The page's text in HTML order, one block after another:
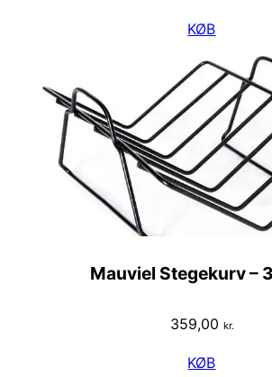
KØB
Mauviel Stegekurv –
359,00 kr.
KØB